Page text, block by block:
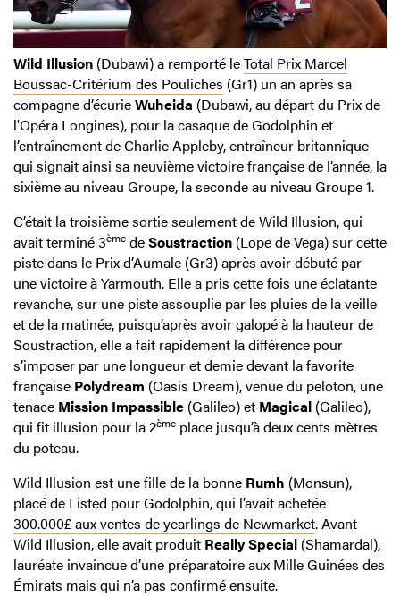
Wild Illusion (Dubawi) a remporté leTotal Prix Marcel
Boussac-Critérium des Pouliches (Gr1) un an après sa
compagne d’écurieWuheida (Dubawi, au départ du Prix de
l'Opéra Longines), pour la casaque de Godolphin et
l’entraînement de Charlie Appleby, entraîneur britannique
qui signait ainsi sa neuvième victoire française de l’année, la
sixième au niveau Groupe, la seconde au niveau Groupe 1.
C’était la troisième sortie seulement de Wild Illusion, qui
avait terminé 3ème deSoustraction (Lope de Vega) sur cette
piste dans le Prix d’Aumale (Gr3) après avoir débuté par
une victoire à Yarmouth. Elle a pris cette fois une éclatante
revanche, sur une piste assouplie par les pluies de la veille
et de la matinée, puisqu’après avoir galopé à la hauteur de
Soustraction, elle a fait rapidement la différence pour
s’imposer par une longueur et demie devant la favorite
française Polydream (Oasis Dream), venue du peloton, une
tenace Mission Impassible (Galileo) et Magical (Galileo),
qui fit illusion pour la 2ème place jusqu’à deux cents mètres
du poteau.
Wild Illusion est une fille de la bonne Rumh (Monsun),
placé de Listed pour Godolphin, qui l’avait achetée
300.000£ aux ventes de yearlings de Newmarket. Avant
Wild Illusion, elle avait produit Really Special (Shamardal),
lauréate invaincue d’une préparatoire aux Mille Guinées des
Émirats mais qui n’a pas confirmé ensuite.